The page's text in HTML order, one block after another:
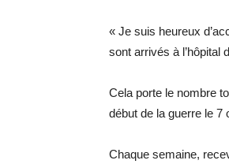
« Je suis heureux
sont arrivés à l’hôpital
Cela porte le nombre
début de la guerre le 7
Chaque semaine,